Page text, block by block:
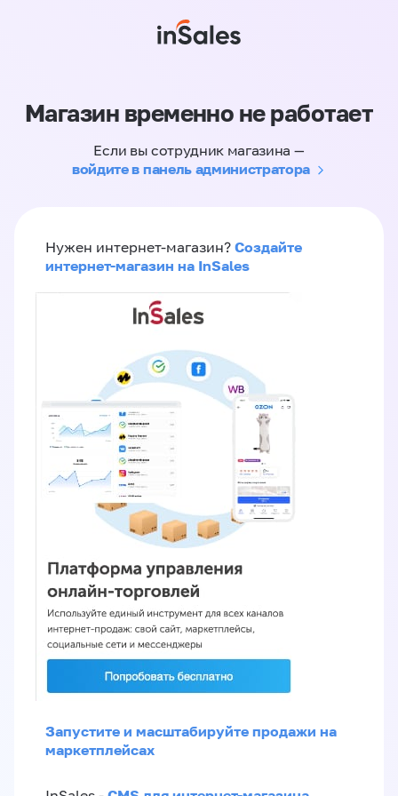
Магазин временно не работает
Если вы сотрудник магазина —
войдите в панель администратора
Нужен интернет-магазин? Создайте
интернет-магазин на InSales
Запустите и масштабируйте продажи на
маркетплейсах